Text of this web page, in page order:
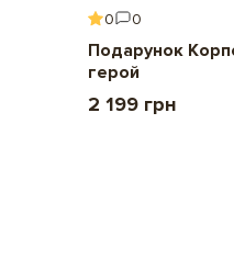
0 0
Подарунок
герой
2 199 грн